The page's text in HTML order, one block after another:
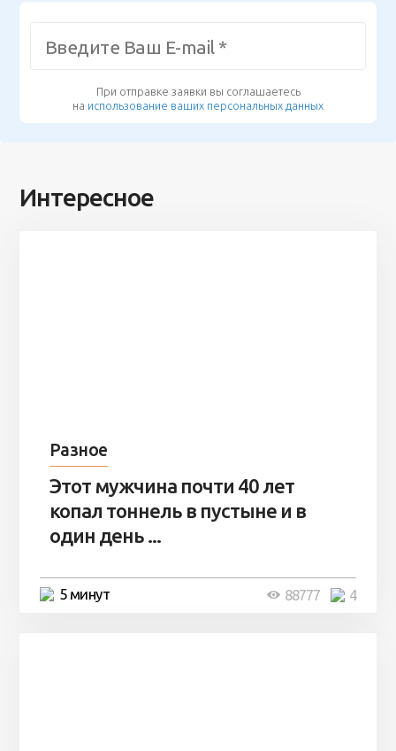
При отправке заявки вы соглашаетесь
на использование ваших персональных данных
Интересное
Разное
Этот мужчина почти 40 лет
копал тоннель в пустыне и в
один день ...
5 минут 4
88777